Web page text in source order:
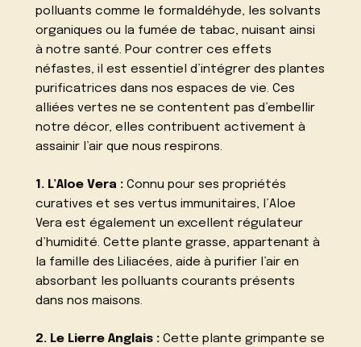
polluants comme le formaldéhyde, les solvants
organiques ou la fumée de tabac, nuisant ainsi
à notre santé. Pour contrer ces effets
néfastes, il est essentiel d’intégrer des plantes
purificatrices dans nos espaces de vie. Ces
alliées vertes ne se contentent pas d’embellir
notre décor, elles contribuent activement à
assainir l’air que nous respirons.
1. L’Aloe Vera : Connu pour ses propriétés
curatives et ses vertus immunitaires, l’Aloe
Vera est également un excellent régulateur
d’humidité. Cette plante grasse, appartenant à
la famille des Liliacées, aide à purifier l’air en
absorbant les polluants courants présents
dans nos maisons.
2. Le Lierre Anglais : Cette plante grimpante se